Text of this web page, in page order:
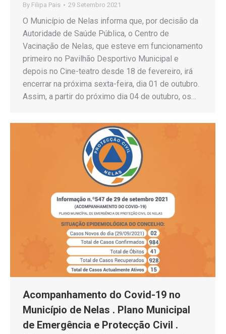
By Filipa Pais 29 Setembro 2021
O Município de Nelas informa que, por decisão da
Autoridade de Saúde Pública, o Centro de
Vacinação de Nelas, que esteve em funcionamento
primeiro no Pavilhão Desportivo Municipal e
depois no Cine-teatro desde 18 de fevereiro, irá
encerrar na próxima sexta-feira, dia 01 de outubro.
Assim, a partir do próximo dia 04 de outubro, os…
Acompanhamento do Covid-19 no
Município de Nelas . Plano Municipal
de Emergência e Protecção Civil .